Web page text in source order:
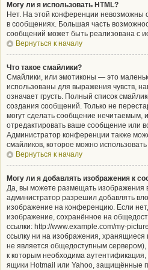
Могу ли я использовать HTML?
Нет. На этой конференции невозможны
в сообщениях. Большая часть
сообщений может быть реализована с
Вернуться к началу
Что такое смайлики?
Смайлики, или эмотиконы — это
использованы для выражения чувств,
означает грусть. Полный список
создания сообщений. Только не
могут сделать сообщение нечитаемым,
отредактировать ваше сообщение или
Администратор конференции также
смайликов, которое можно
Вернуться к началу
Могу ли я добавлять изображения к
Да, вы можете размещать изображения
администратор разрешил добавлять
изображение на конференцию. Если
изображение, сохранённое на
ссылки: http://www.example.com/my-
ссылку ни на изображения,
не является общедоступным
к которым необходима
ящики Hotmail или Yahoo, защищённые